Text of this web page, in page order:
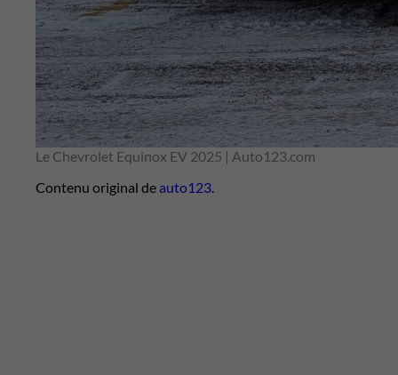
Le Chevrolet Equinox EV 2025 | Auto123.com
Contenu original de auto123.